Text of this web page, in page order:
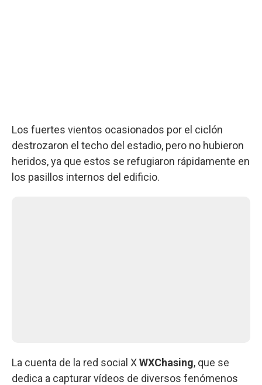
Los fuertes vientos ocasionados por el ciclón
destrozaron el techo del estadio, pero no hubieron
heridos, ya que estos se refugiaron rápidamente en
los pasillos internos del edificio.
La cuenta de la red social XWXChasing, que se
dedica a capturar vídeos de diversos fenómenos